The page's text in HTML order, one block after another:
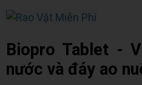
Biopro Tablet -
nước và đáy ao